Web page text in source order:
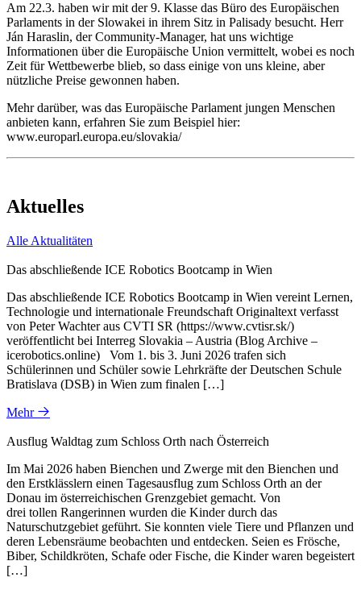
Am 22.3. haben wir mit der 9. Klasse das Büro des Europäischen
Parlaments in der Slowakei in ihrem Sitz in Palisady besucht. Herr
Ján Haraslin, der Community-Manager, hat uns wichtige
Informationen über die Europäische Union vermittelt, wobei es noch
Zeit für Wettbewerbe blieb, so dass einige von uns kleine, aber
nützliche Preise gewonnen haben.
Mehr darüber, was das Europäische Parlament jungen Menschen
anbieten kann, erfahren Sie zum Beispiel hier:
www.europarl.europa.eu/slovakia/
Aktuelles
Alle Aktualitäten
Das abschließende ICE Robotics Bootcamp in Wien
Das abschließende ICE Robotics Bootcamp in Wien vereint Lernen,
Technologie und internationale Freundschaft Originaltext verfasst
von Peter Wachter aus CVTI SR (https://www.cvtisr.sk/)
veröffentlicht bei Interreg Slovakia – Austria (Blog Archive –
icerobotics.online) Vom 1. bis 3. Juni 2026 trafen sich
Schülerinnen und Schüler sowie Lehrkräfte der Deutschen Schule
Bratislava (DSB) in Wien zum finalen […]
Mehr
Ausflug Waldtag zum Schloss Orth nach Österreich
Im Mai 2026 haben Bienchen und Zwerge mit den Bienchen und
den Erstklässlern einen Tagesausflug zum Schloss Orth an der
Donau im österreichischen Grenzgebiet gemacht. Von
drei tollen Rangerinnen wurden die Kinder durch das
Naturschutzgebiet geführt. Sie konnten viele Tiere und Pflanzen und
deren Lebensräume beobachten und entdecken. Seien es Frösche,
Biber, Schildkröten, Schafe oder Fische, die Kinder waren begeistert
[…]